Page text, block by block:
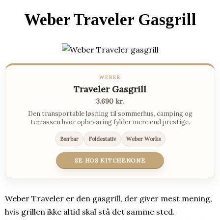
Weber Traveler Gasgrill
WEBER
Traveler Gasgrill
3.690 kr.
Den transportable løsning til sommerhus, camping og
terrassen hvor opbevaring fylder mere end prestige.
Bærbar Foldestativ Weber Works
SE HOS KITCHENONE
Weber Traveler er den gasgrill, der giver mest mening,
hvis grillen ikke altid skal stå det samme sted.